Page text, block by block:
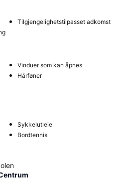
Tilgjengelighetstilpasset adkomst
Vinduer som kan åpnes
Hårføner
Sykkelutleie
Bordtennis